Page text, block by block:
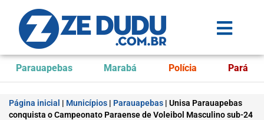
Parauapebas Marabá Polícia Pará
Página inicial | Municípios | Parauapebas | Unisa Parauapebas
conquista o Campeonato Paraense de Voleibol Masculino sub-24